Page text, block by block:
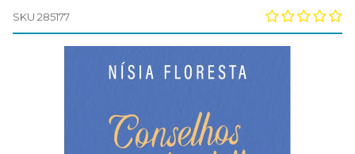
SKU 285177